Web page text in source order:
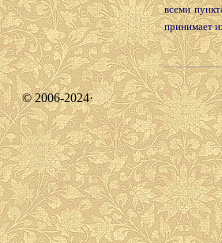
всеми
принимает
© 2006-2024·